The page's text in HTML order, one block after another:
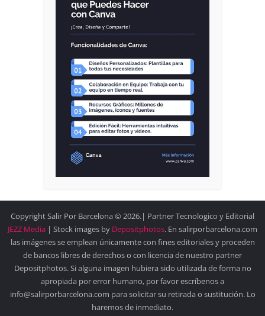
Copyright Salir Por Barcelona © 2026.| Partner Tecnologico y Editorial
JEZZ Media | Stock images by Depositphotos. En salirporbarcelona.com
las imágenes se emplean únicamente con fines editoriales y proceden
de bancos libres de derechos o con licencia de nuestro partner
Depositphotos. Si alguna imagen hubiera sido utilizada de forma no
apropiada por error humano, por favor escríbenos a
info@salirporbarcelona.com para solicitar su retirada o sustitución. Lo
haremos de inmediato.